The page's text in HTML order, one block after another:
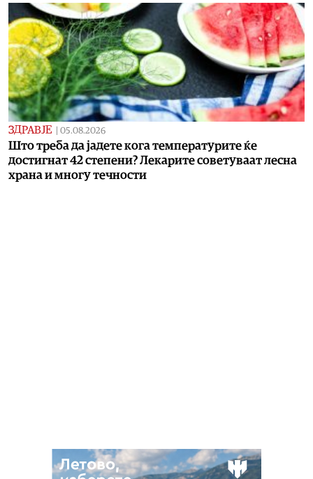
ЗДРАВЈЕ 05.08.2026
Што треба да јадете кога температурите ќе
достигнат 42 степени? Лекарите советуваат лесна
храна и многу течности